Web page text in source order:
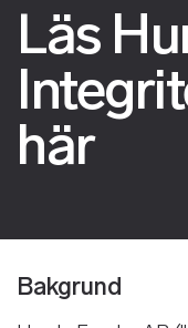
Läs
här
Bakgrund